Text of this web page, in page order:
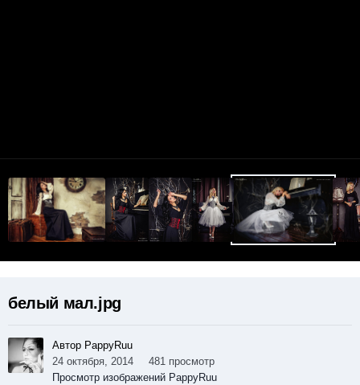
белый мал.jpg
Автор PappyRuu
24 октября, 2014
481 просмотр
Просмотр изображений PappyRuu